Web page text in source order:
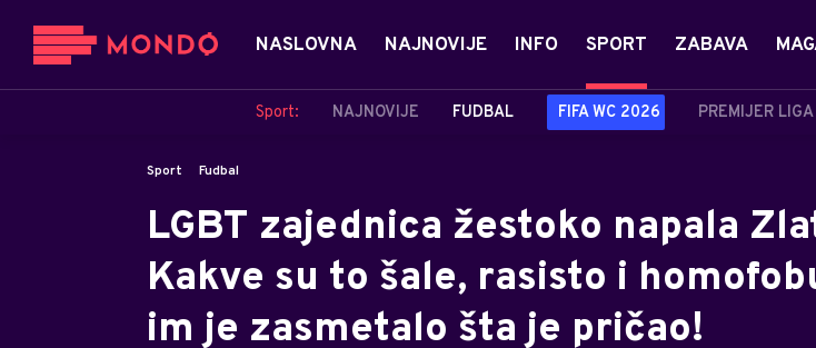
NASLOVNA NAJNOVIJE INFO SPORT
Sport: NAJNOVIJE FUDBAL FIFA WC 2026 PREMIJER
ZABAVA
Sport Fudbal
LGBT zajednica žestoko napala
Kakve su to šale, rasisto i
im je zasmetalo šta je pričao!